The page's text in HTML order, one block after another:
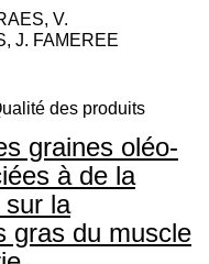
V.
J. FAMEREE
des produits
graines oléo-
à de la
sur la
gras du muscle